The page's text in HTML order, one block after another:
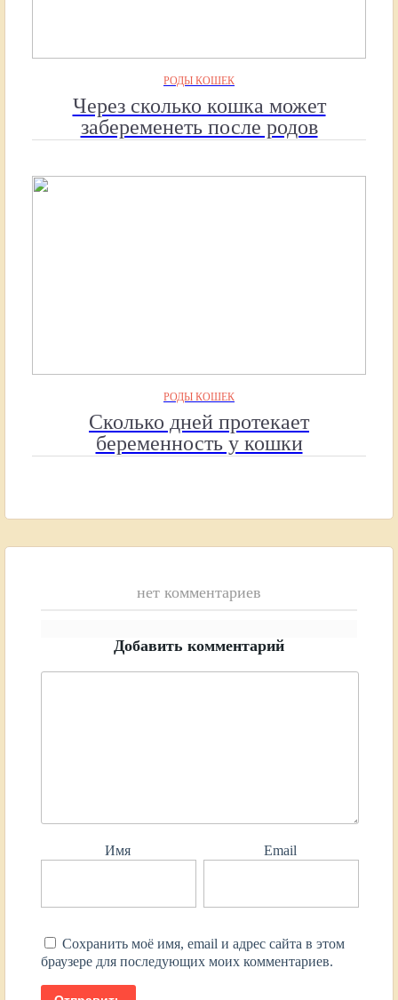
РОДЫ КОШЕК
Через сколько кошка может
забеременеть после родов
РОДЫ КОШЕК
Сколько дней протекает
беременность у кошки
нет комментариев
Добавить комментарий
Имя Email
Сохранить моё имя, email и адрес сайта в этом
браузере для последующих моих комментариев.